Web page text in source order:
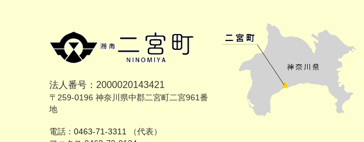
法人番号：2000020143421
〒259-0196 神奈川県中郡二宮町二宮961番
地
電話： 0463-71-3311
（代表）